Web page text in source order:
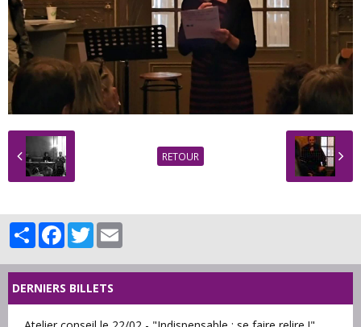
RETOUR
PartagerFacebook
Twitter
DERNIERS BILLETS